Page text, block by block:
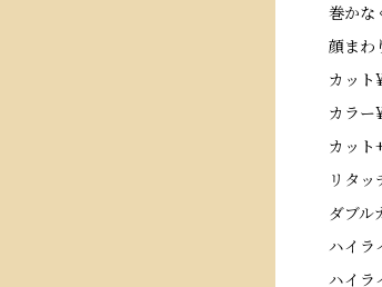
巻かな
顔まわ
カット
カラー
カット
リタ
ダブル
ハイラ
ハイラ